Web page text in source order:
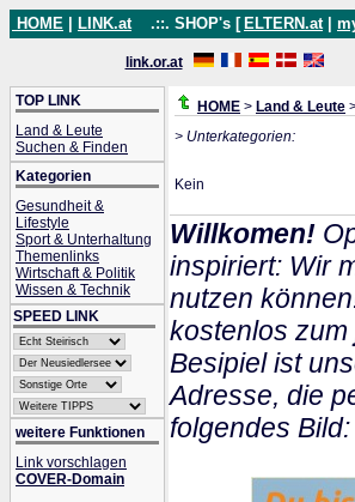
HOME LINK.at .::. SHOP's [ ELTERN.at
link.or.at
TOP LINK
Land & Leute
Suchen & Finden
Kategorien
Gesundheit &
Lifestyle
Sport & Unterhaltung
Themenlinks
Wirtschaft & Politik
Wissen & Technik
SPEED LINK
weitere Funktionen
Link vorschlagen
COVER-Domain
HOME > Land & Leute
> Unterkategorien:
Kein
Willkomen!
inspiriert: Wir
nutzen
kostenlos zum
Besipiel ist
Adresse, die
folgendes Bild: